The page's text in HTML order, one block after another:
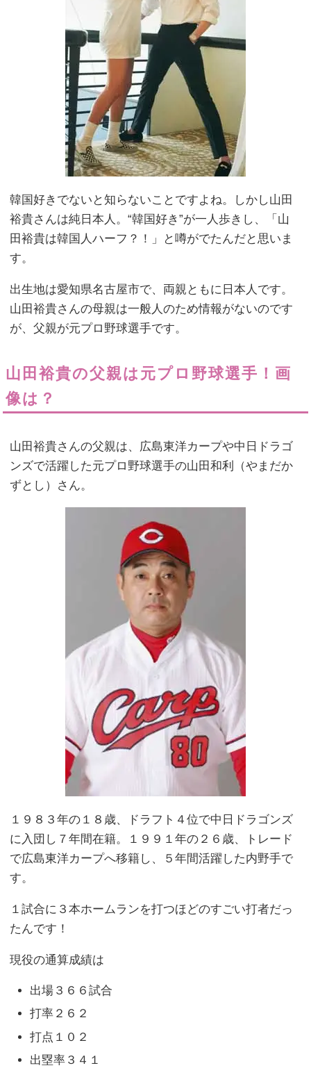
韓国好きでないと知らないことですよね。しかし山田
裕貴さんは純日本人。“韓国好き”が一人歩きし、「山
田裕貴は韓国人ハーフ？！」と噂がでたんだと思いま
す。
出生地は愛知県名古屋市で、両親ともに日本人です。
山田裕貴さんの母親は一般人のため情報がないのです
が、父親が元プロ野球選手です。
山田裕貴の父親は元プロ野球選手！画
像は？
山田裕貴さんの父親は、広島東洋カープや中日ドラゴ
ンズで活躍した元プロ野球選手の山田和利（やまだか
ずとし）さん。
１９８３年の１８歳、ドラフト４位で中日ドラゴンズ
に入団し７年間在籍。１９９１年の２６歳、トレード
で広島東洋カープへ移籍し、５年間活躍した内野手で
す。
１試合に３本ホームランを打つほどのすごい打者だっ
たんです！
現役の通算成績は
出場３６６試合
打率２６２
打点１０２
出塁率３４１